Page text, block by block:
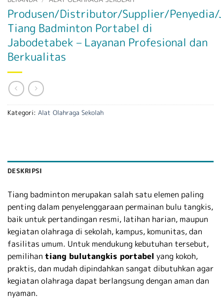
Produsen/Distributor/Supplier/
Tiang Badminton Portabel di
Jabodetabek – Layanan Profesional dan
Berkualitas
Kategori: Alat Olahraga Sekolah
DESKRIPSI
Tiang badminton merupakan salah satu elemen paling
penting dalam penyelenggaraan permainan bulu tangkis,
baik untuk pertandingan resmi, latihan harian, maupun
kegiatan olahraga di sekolah, kampus, komunitas, dan
fasilitas umum. Untuk mendukung kebutuhan tersebut,
pemilihan tiang bulutangkis portabel yang kokoh,
praktis, dan mudah dipindahkan sangat dibutuhkan agar
kegiatan olahraga dapat berlangsung dengan aman dan
nyaman.